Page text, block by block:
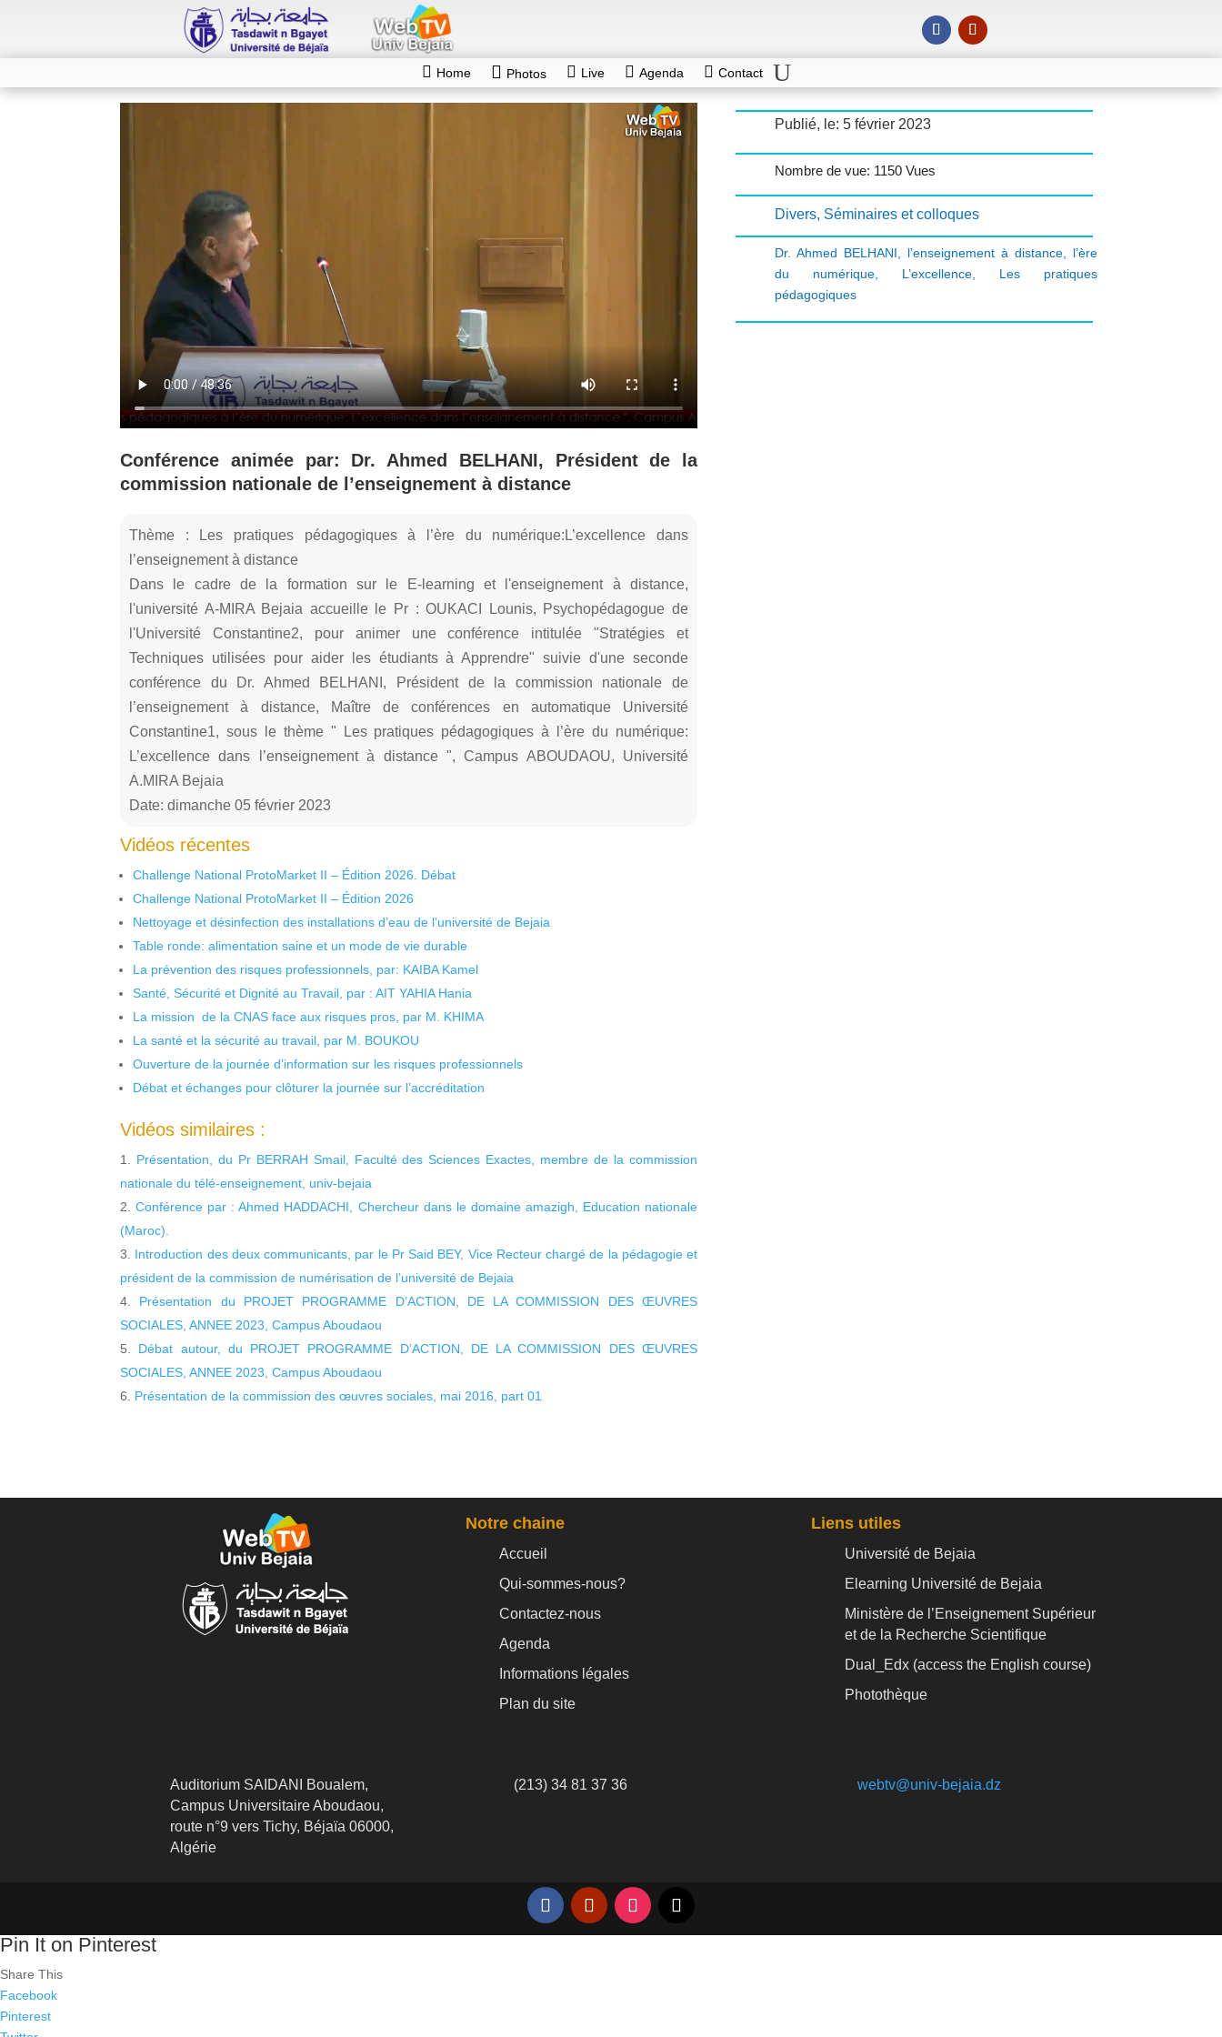
Home Photos Live Agenda Contact
Conférence animée par: Dr. Ahmed BELHANI, Président de la
commission nationale de l’enseignement à distance
Thème : Les pratiques pédagogiques à l’ère du numérique:L’excellence dans
l’enseignement à distance
Dans le cadre de la formation sur le E-learning et l'enseignement à distance,
l'université A-MIRA Bejaia accueille le Pr : OUKACI Lounis, Psychopédagogue de
l'Université Constantine2, pour animer une conférence intitulée "Stratégies et
Techniques utilisées pour aider les étudiants à Apprendre" suivie d'une seconde
conférence du Dr. Ahmed BELHANI, Président de la commission nationale de
l’enseignement à distance, Maître de conférences en automatique Université
Constantine1, sous le thème " Les pratiques pédagogiques à l’ère du numérique:
L’excellence dans l’enseignement à distance ", Campus ABOUDAOU, Université
A.MIRA Bejaia
Date: dimanche 05 février 2023
Vidéos récentes
Challenge National ProtoMarket II – Édition 2026. Débat
Challenge National ProtoMarket II – Édition 2026
Nettoyage et désinfection des installations d’eau de l’université de Bejaia
Table ronde: alimentation saine et un mode de vie durable
La prévention des risques professionnels, par: KAIBA Kamel
Santé, Sécurité et Dignité au Travail, par : AIT YAHIA Hania
La mission de la CNAS face aux risques pros, par M. KHIMA
La santé et la sécurité au travail, par M. BOUKOU
Ouverture de la journée d’information sur les risques professionnels
Débat et échanges pour clôturer la journée sur l’accréditation
Vidéos similaires :
Présentation, du Pr BERRAH Smail, Faculté des Sciences Exactes, membre de la commission
nationale du télé-enseignement, univ-bejaia
Conférence par : Ahmed HADDACHI, Chercheur dans le domaine amazigh, Education nationale
(Maroc).
Introduction des deux communicants, par le Pr Said BEY, Vice Recteur chargé de la pédagogie et
président de la commission de numérisation de l’université de Bejaia
Présentation du PROJET PROGRAMME D’ACTION, DE LA COMMISSION DES ŒUVRES
SOCIALES, ANNEE 2023, Campus Aboudaou
Débat autour, du PROJET PROGRAMME D’ACTION, DE LA COMMISSION DES ŒUVRES
SOCIALES, ANNEE 2023, Campus Aboudaou
Présentation de la commission des œuvres sociales, mai 2016, part 01
Publié, le: 5 février 2023
Nombre de vue: 1150 Vues
Divers, Séminaires et colloques
Dr. Ahmed BELHANI, l’enseignement à distance, l’ère
du numérique, L’excellence, Les pratiques
pédagogiques
Notre chaine
Accueil
Qui-sommes-nous?
Contactez-nous
Agenda
Informations légales
Plan du site
Liens utiles
Université de Bejaia
Elearning Université de Bejaia
Ministère de l’Enseignement Supérieur
et de la Recherche Scientifique
Dual_Edx (access the English course)
Photothèque
Auditorium SAIDANI Boualem,
Campus Universitaire Aboudaou,
route n°9 vers Tichy, Béjaïa 06000,
Algérie
(213) 34 81 37 36 webtv@univ-bejaia.dz
Pin It on Pinterest
Share This
Facebook
Pinterest